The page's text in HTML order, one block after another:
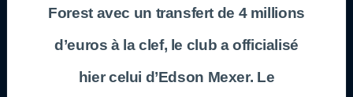
Forest avec un transfert de 4 millions
d’euros à la clef, le club a officialisé
hier celui d’Edson Mexer. Le